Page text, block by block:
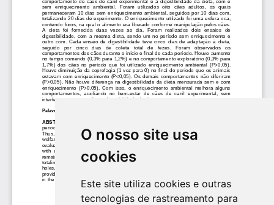
O nosso site usa
cookies
Este site utiliza cookies e outras
tecnologias de rastreamento para